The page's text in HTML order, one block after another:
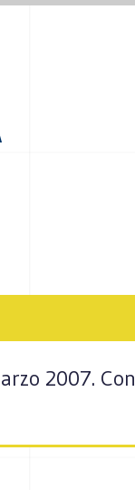
2007. Con